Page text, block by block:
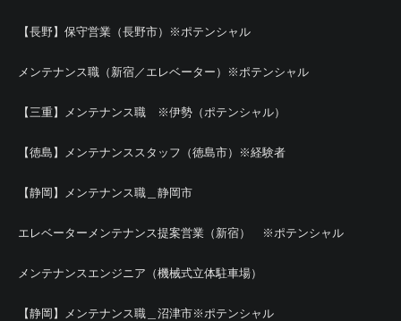
【長野】保守営業（長野市）※ポテンシャル
メンテナンス職（新宿／エレベーター）※ポテンシャル
【三重】メンテナンス職 ※伊勢（ポテンシャル）
【徳島】メンテナンススタッフ（徳島市）※経験者
【静岡】メンテナンス職＿静岡市
エレベーターメンテナンス提案営業（新宿） ※ポテンシャル
メンテナンスエンジニア（機械式立体駐車場）
【静岡】メンテナンス職＿沼津市※ポテンシャル